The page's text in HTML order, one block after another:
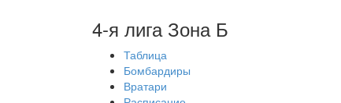
4-я лига Зона Б
Таблица
Бомбардиры
Вратари